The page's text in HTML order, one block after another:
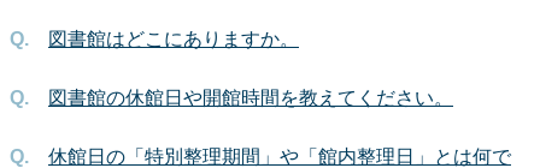
図書館はどこにありますか。
図書館の休館日や開館時間を教えてください。
休館日の「特別整理期間」や「館内整理日」とは何で